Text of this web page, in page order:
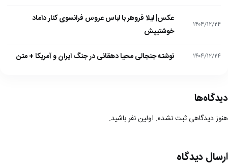
۱۴۰۴/۱۲/۲۴
عکس| لیلا فروهر با لباس عروس فرانسوی کنار داماد
خوشتیپش
۱۴۰۴/۱۲/۲۴ نوشته جنجالی محیا دهقانی در جنگ ایران و آمریکا + متن
دیدگاه‌ها
هنوز دیدگاهی ثبت نشده. اولین نفر باشید.
ارسال دیدگاه